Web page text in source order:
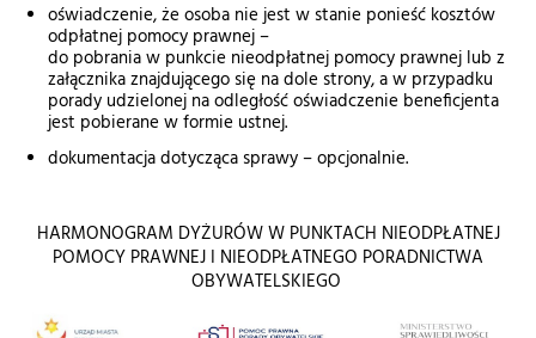
oświadczenie, że osoba nie jest w stanie ponieść kosztów
odpłatnej pomocy prawnej –
do pobrania w punkcie nieodpłatnej pomocy prawnej lub z
załącznika znajdującego się na dole strony, a w przypadku
porady udzielonej na odległość oświadczenie beneficjenta
jest pobierane w formie ustnej.
dokumentacja dotycząca sprawy – opcjonalnie.
HARMONOGRAM DYŻURÓW W PUNKTACH NIEODPŁATNEJ
POMOCY PRAWNEJ I NIEODPŁATNEGO PORADNICTWA
OBYWATELSKIEGO